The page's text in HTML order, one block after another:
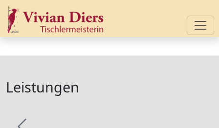
Leistungen